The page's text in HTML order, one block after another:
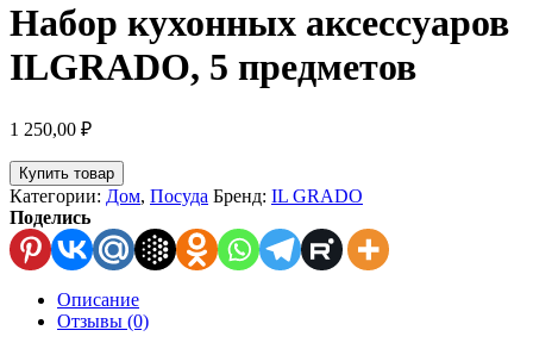
Набор кухонных аксессуаров
ILGRADO, 5 предметов
1 250,00 ₽
Купить товар
Категории: Дом, Посуда Бренд: IL GRADO
Поделись
Описание
Отзывы (0)